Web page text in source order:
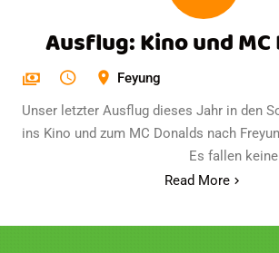
Ausflug: Kino und MC
Feyung
Unser letzter Ausflug dieses Jahr in den
ins Kino und zum MC Donalds
Es fallen keine
Read More